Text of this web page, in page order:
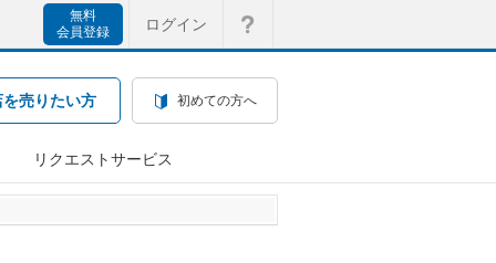
無料
会員登録
ログイン
を売りたい方 初めての方へ
リクエストサービス